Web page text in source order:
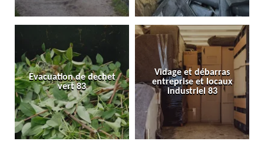
Evacuation de dechet
vert 83
Vidage et débarras
entreprise et locaux
industriel 83